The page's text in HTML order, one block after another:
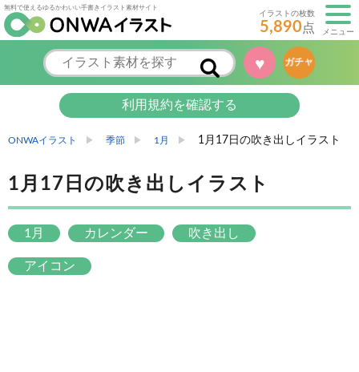
無料で使えるゆるかわいい手書きイラスト素材サイト
イラストの枚数
5,890点 メニュー
♥ ガチャ
利用規約を確認する
ONWAイラスト 季節 1月 1月17日の吹き出しイラスト
1月17日の吹き出しイラスト
1月 カレンダー 吹き出し
アイコン